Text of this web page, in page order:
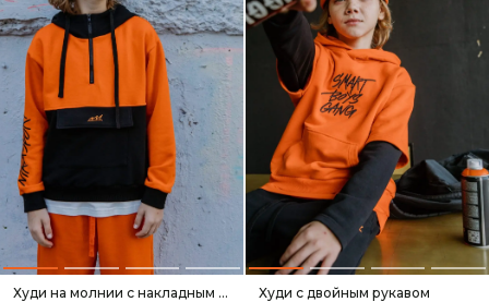
Худи на молнии с накладным карманом
Худи с двойным рукавом